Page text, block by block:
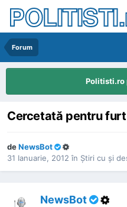
Forum
Politisti.ro
Cercetată pentru
deNewsBot
31 Ianuarie, 2012 în Ştiri cu şi
NewsBot